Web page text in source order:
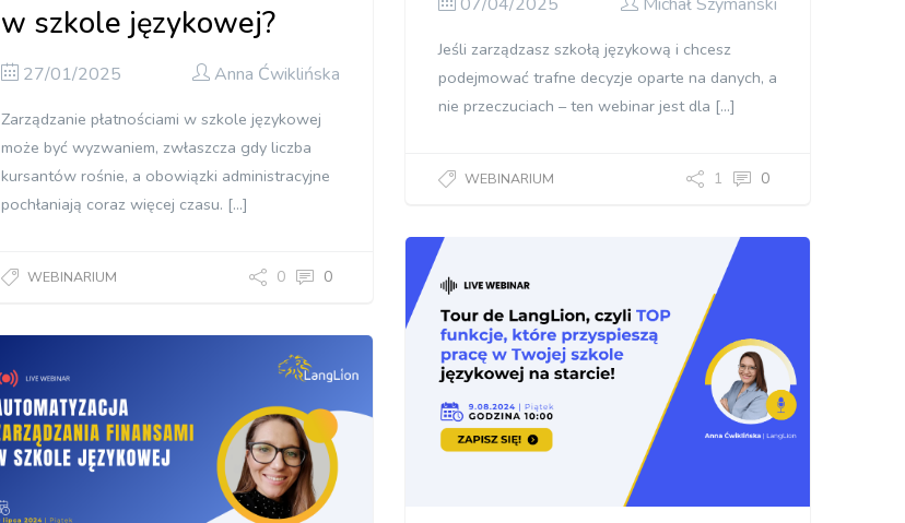
Jeśli zarządzasz szkołą językową i chcesz
podejmować trafne decyzje oparte na danych, a
nie przeczuciach – ten webinar jest dla […]
WEBINARIUM 1 0
w szkole językowej?
27/01/2025 Anna Ćwiklińska
Zarządzanie płatnościami w szkole językowej
może być wyzwaniem, zwłaszcza gdy liczba
kursantów rośnie, a obowiązki administracyjne
pochłaniają coraz więcej czasu. […]
WEBINARIUM 0 0